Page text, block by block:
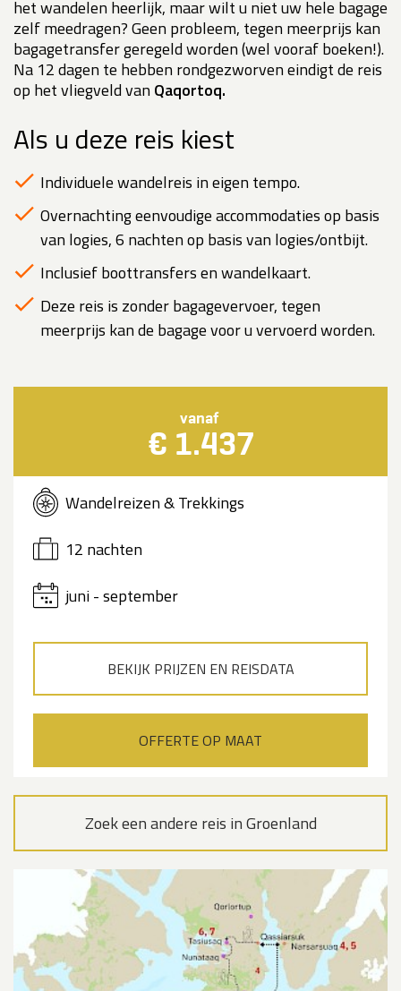
het wandelen heerlijk, maar wilt u niet uw hele bagage
zelf meedragen? Geen probleem, tegen meerprijs kan
bagagetransfer geregeld worden (wel vooraf boeken!).
Na 12 dagen te hebben rondgezworven eindigt de reis
op het vliegveld van Qaqortoq.
Als u deze reis kiest
Individuele wandelreis in eigen tempo.
Overnachting eenvoudige accommodaties op basis
van logies, 6 nachten op basis van logies/ontbijt.
Inclusief boottransfers en wandelkaart.
Deze reis is zonder bagagevervoer, tegen
meerprijs kan de bagage voor u vervoerd worden.
vanaf
€ 1.437
Wandelreizen & Trekkings
12 nachten
juni - september
BEKIJK PRIJZEN EN REISDATA
OFFERTE OP MAAT
Zoek een andere reis in Groenland